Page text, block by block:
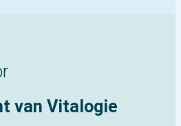
van Vitalogie